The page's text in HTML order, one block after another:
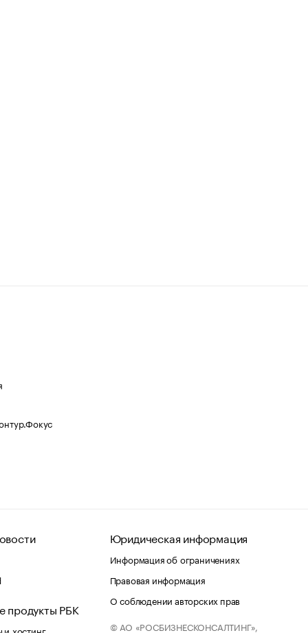
продукты РБК
хостинг
Юридическая информация
Информация об ограничениях
Правовая информация
О соблюдении авторских прав
© АО «РОСБИЗНЕСКОНСАЛТИНГ»,